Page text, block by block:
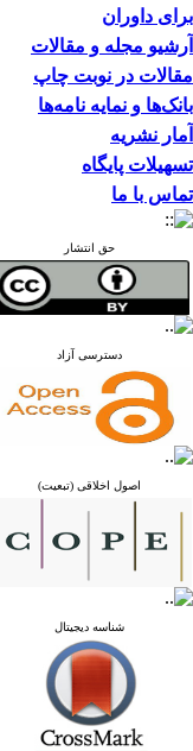
برای داوران
آرشیو مجله و مقالات
مقالات در نوبت چاپ
بانک‌ها و نمایه نامه‌ها
آمار نشریه
تسهیلات پایگاه
تماس با ما
حق انتشار
دسترسی آزاد
اصول اخلاقی (تبعیت)
شناسه دیجیتال